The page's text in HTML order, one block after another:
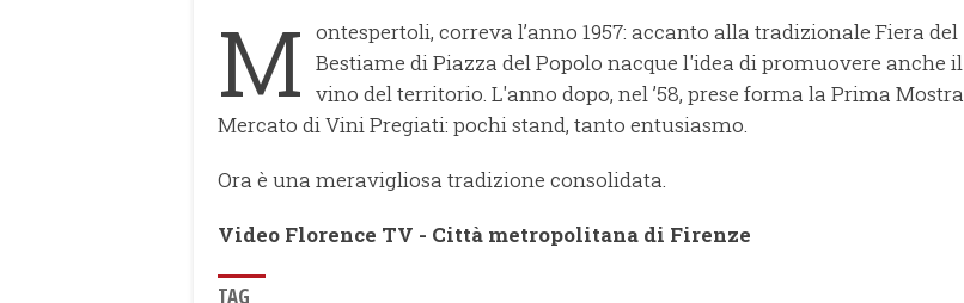
M ontespertoli, correva l’anno 1957: accanto alla tradizionale Fiera del
Bestiame di Piazza del Popolo nacque l'idea di promuovere anche il
vino del territorio. L'anno dopo, nel ’58, prese forma la Prima Mostra
Mercato di Vini Pregiati: pochi stand, tanto entusiasmo.
Ora è una meravigliosa tradizione consolidata.
Video Florence TV - Città metropolitana di Firenze
TAG